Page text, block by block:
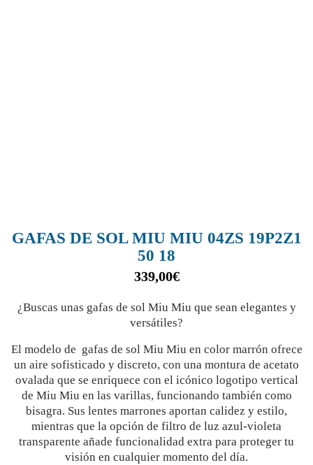
GAFAS DE SOL MIU MIU 04ZS 19P2Z1
50 18
339,00€
¿Buscas unas gafas de sol Miu Miu que sean elegantes y
versátiles?
El modelo de gafas de sol Miu Miu en color marrón ofrece
un aire sofisticado y discreto, con una montura de acetato
ovalada que se enriquece con el icónico logotipo vertical
de Miu Miu en las varillas, funcionando también como
bisagra. Sus lentes marrones aportan calidez y estilo,
mientras que la opción de filtro de luz azul-violeta
transparente añade funcionalidad extra para proteger tu
visión en cualquier momento del día.